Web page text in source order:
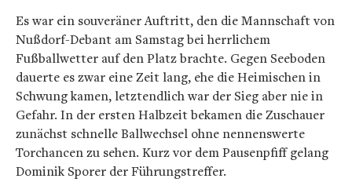
Es war ein souveräner Auftritt, den die Mannschaft von
Nußdorf-Debant am Samstag bei herrlichem
Fußballwetter auf den Platz brachte. Gegen Seeboden
dauerte es zwar eine Zeit lang, ehe die Heimischen in
Schwung kamen, letztendlich war der Sieg aber nie in
Gefahr. In der ersten Halbzeit bekamen die Zuschauer
zunächst schnelle Ballwechsel ohne nennenswerte
Torchancen zu sehen. Kurz vor dem Pausenpfiff gelang
Dominik Sporer der Führungstreffer.